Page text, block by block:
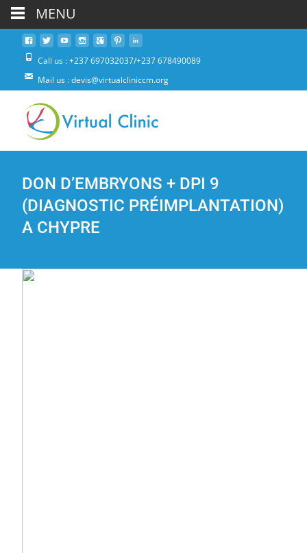
Call us : +237 697032037/+237 678490089
Mail us : devis@virtualcliniccm.org
DON D’EMBRYONS + DPI 9
(DIAGNOSTIC PRÉIMPLANTATION)
A CHYPRE
MENU